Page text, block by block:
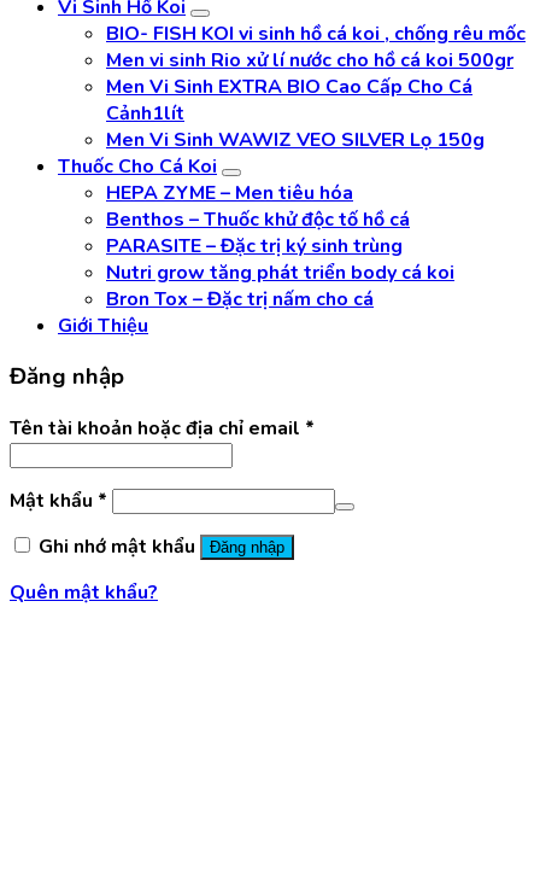
Vi Sinh Hồ Koi
BIO- FISH KOI vi sinh hồ cá koi , chống rêu mốc
Men vi sinh Rio xử lí nước cho hồ cá koi 500gr
Men Vi Sinh EXTRA BIO Cao Cấp Cho Cá
Cảnh1lít
Men Vi Sinh WAWIZ VEO SILVER Lọ 150g
Thuốc Cho Cá Koi
HEPA ZYME – Men tiêu hóa
Benthos – Thuốc khử độc tố hồ cá
PARASITE – Đặc trị ký sinh trùng
Nutri grow tăng phát triển body cá koi
Bron Tox – Đặc trị nấm cho cá
Giới Thiệu
Đăng nhập
Tên tài khoản hoặc địa chỉ email *
Mật khẩu *
Ghi nhớ mật khẩu
Đăng nhập
Quên mật khẩu?